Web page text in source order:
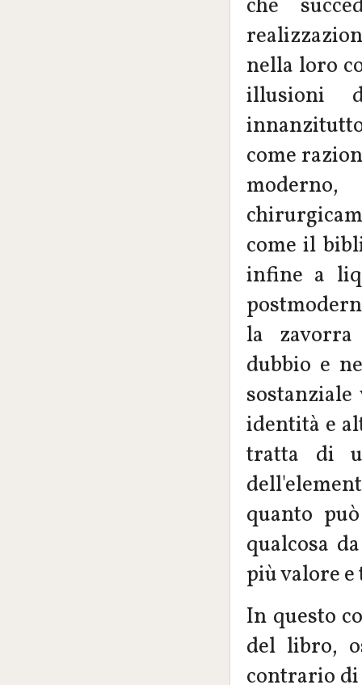
che
nella loro
illusioni
come
come il
infine a
la zavorra
dubbio e
identità e
tratta di
quanto
qualcosa
più valore e
In questo
del libro,
contrario